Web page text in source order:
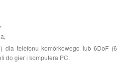
dla telefonu komórkowego lub 6DoF (6
do gier i komputera PC.